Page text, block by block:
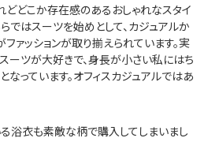
どこか存在感のあるおしゃれなスタイ
らではスーツを始めとして、カジュアルか
ァッションが取り揃えられています。実
ーツが大好きで、身長が小さい私にはち
なっています。オフィスカジュアルではあ
浴衣も素敵な柄で購入してしまいまし